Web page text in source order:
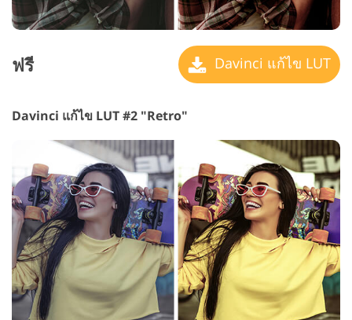
ฟรี Davinci แก้ไข LUT
Davinci แก้ไข LUT #2 "Retro"